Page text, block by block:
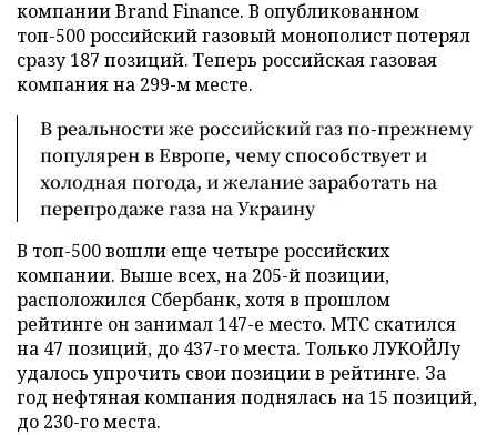
компании Brand Finance. В опубликованном
топ-500 российский газовый монополист потерял
сразу 187 позиций. Теперь российская газовая
компания на 299-м месте.
В реальности же российский газ по-прежнему
популярен в Европе, чему способствует и
холодная погода, и желание заработать на
перепродаже газа на Украину
В топ-500 вошли еще четыре российских
компании. Выше всех, на 205-й позиции,
расположился Сбербанк, хотя в прошлом
рейтинге он занимал 147-е место. МТС скатился
на 47 позиций, до 437-го места. Только ЛУКОЙЛу
удалось упрочить свои позиции в рейтинге. За
год нефтяная компания поднялась на 15 позиций,
до 230-го места.